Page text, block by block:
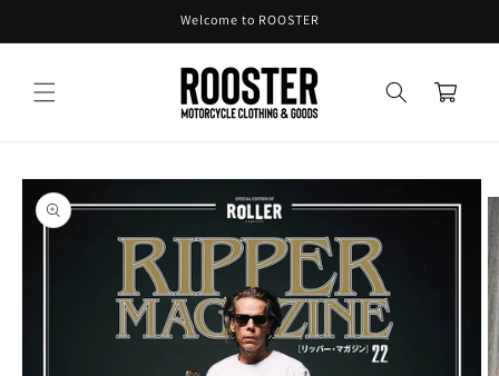
進む
Welcome to ROOSTER
ー
商品情
報にス
キップ